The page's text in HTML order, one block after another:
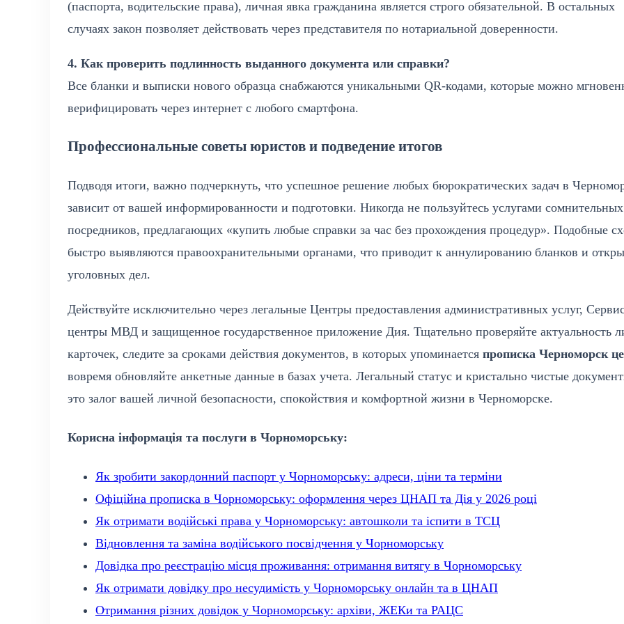
(паспорта, водительские права), личная явка гражданина является строго обязательной. В остальных
случаях закон позволяет действовать через представителя по нотариальной доверенности.
4. Как проверить подлинность выданного документа или справки?
Все бланки и выписки нового образца снабжаются уникальными QR-кодами, которые можно
верифицировать через интернет с любого смартфона.
Профессиональные советы юристов и подведение итогов
Подводя итоги, важно подчеркнуть, что успешное решение любых бюрократических задач в
зависит от вашей информированности и подготовки. Никогда не пользуйтесь услугами сомнительных
посредников, предлагающих «купить любые справки за час без прохождения процедур». Подобные
быстро выявляются правоохранительными органами, что приводит к аннулированию бланков и
уголовных дел.
Действуйте исключительно через легальные Центры предоставления административных услуг,
центры МВД и защищенное государственное приложение Дия. Тщательно проверяйте актуальность
карточек, следите за сроками действия документов, в которых упоминается прописка Черноморск
вовремя обновляйте анкетные данные в базах учета. Легальный статус и кристально чистые
это залог вашей личной безопасности, спокойствия и комфортной жизни в Черноморске.
Корисна інформація та послуги в Чорноморську:
Як зробити закордонний паспорт у Чорноморську: адреси, ціни та терміни
Офіційна прописка в Чорноморську: оформлення через ЦНАП та Дія у 2026 році
Як отримати водійські права у Чорноморську: автошколи та іспити в ТСЦ
Відновлення та заміна водійського посвідчення у Чорноморську
Довідка про реєстрацію місця проживання: отримання витягу в Чорноморську
Як отримати довідку про несудимість у Чорноморську онлайн та в ЦНАП
Отримання різних довідок у Чорноморську: архіви, ЖЕКи та РАЦС